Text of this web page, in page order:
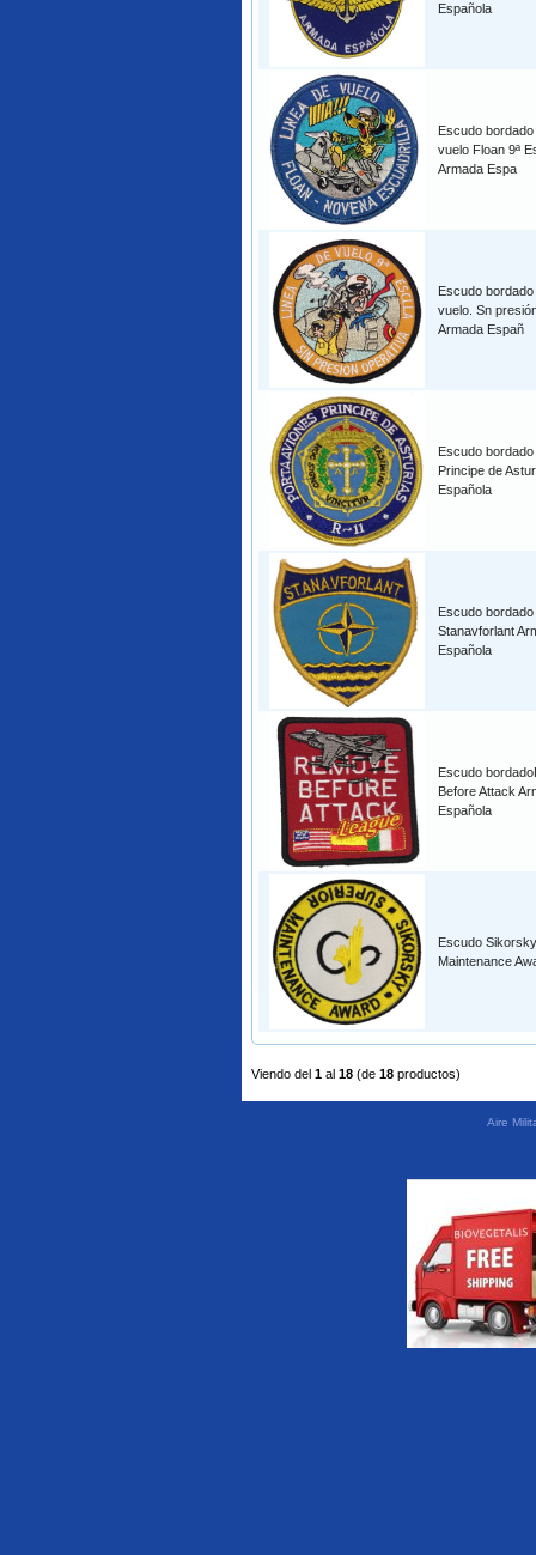
Española
Escudo
vuelo Floan 9ª
Armada Espa
Escudo
vuelo. Sn
Armada Españ
Escudo
Principe de
Española
Escudo bordado
Stanavforlant
Española
Escudo
Before Attack
Española
Escudo
Maintenance
Viendo del 1 al 18 (de 18 productos)
Aire